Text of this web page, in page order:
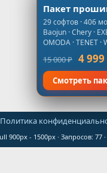
Политика
Запросов 77
Пакет
29 софтов · 406
Baojun · Chery ·
OMODA · TENET ·
15 000 ₽ 4 999
Смотреть